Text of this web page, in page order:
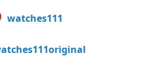
watches111